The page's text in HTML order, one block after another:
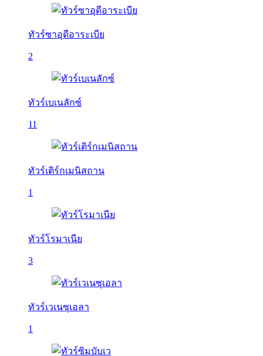
ทัวร์ซาอุดีอาระเบีย
2
ทัวร์เบเนลักซ์
11
ทัวร์เติร์กเมนิสถาน
1
ทัวร์โรมาเนีย
3
ทัวร์เวเนซุเอลา
1